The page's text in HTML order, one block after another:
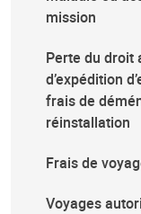
mission
Perte du droit
d’expédition
frais de
réinstallation
Frais de
Voyages